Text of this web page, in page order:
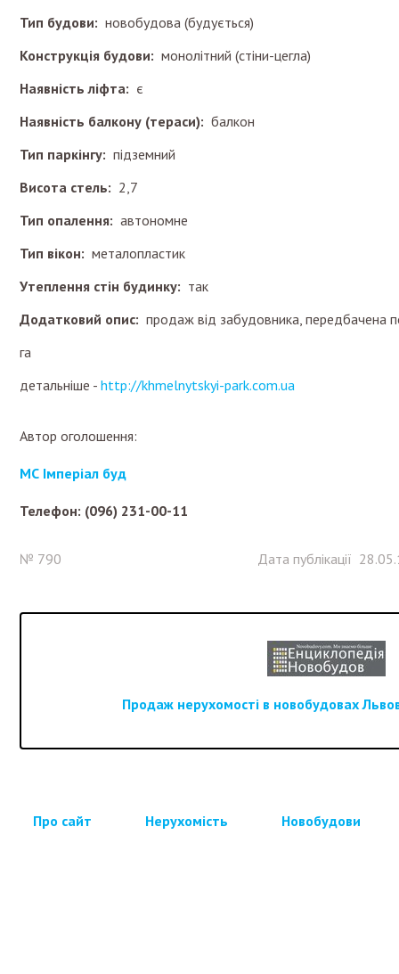
Тип будови: новобудова (будується)
Конструкція будови: монолітний (стіни-цегла)
Наявність ліфта: є
Наявність балкону (тераси): балкон
Тип паркінгу: підземний
Висота стель: 2,7
Тип опалення: автономне
Тип вікон: металопластик
Утеплення стін будинку: так
Додатковий опис: продаж від забудовника, передбачена
га
детальніше - http://khmelnytskyi-park.com.ua
Автор оголошення:
МС Імперіал буд
Телефон: (096) 231-00-11
№ 790 Дата публікації
Продаж нерухомості в новобудовах
Про сайт Нерухомість Новобудови